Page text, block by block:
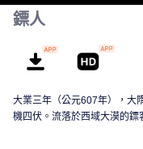
鏢人
大業三年（公元607年），大
機四伏。流落於西域大漠的鏢